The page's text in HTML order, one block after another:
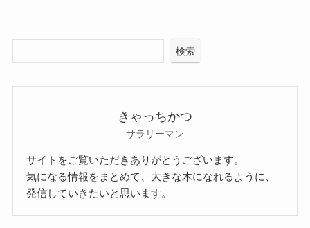
検索
きゃっちかつ
サラリーマン
サイトをご覧いただきありがとうございます。
気になる情報をまとめて、大きな木になれるように、
発信していきたいと思います。